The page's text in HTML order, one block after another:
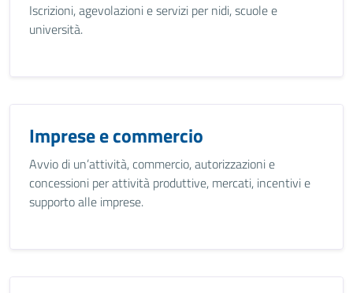
Iscrizioni, agevolazioni e servizi per nidi, scuole e
università.
Imprese e commercio
Avvio di un’attività, commercio, autorizzazioni e
concessioni per attività produttive, mercati, incentivi e
supporto alle imprese.